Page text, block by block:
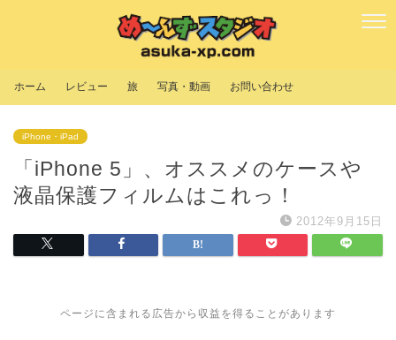
ホーム レビュー 旅 写真・動画 お問い合わせ
iPhone・iPad
「iPhone 5」、オススメのケースや
液晶保護フィルムはこれっ！
2012年9月15日
ページに含まれる広告から収益を得ることがあります